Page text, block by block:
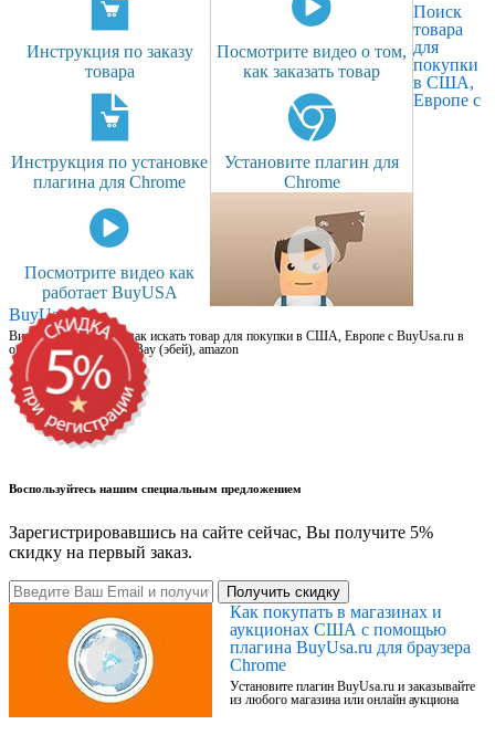
Инструкция по заказу
товара
Посмотрите видео о том,
как заказать товар
Инструкция по установке
плагина для Chrome
Установите плагин для
Chrome
Посмотрите видео как
работает BuyUSA
Поиск
товара
для
покупки
в США,
Европе с
BuyUsa.ru
Видео для новичков: как искать товар для покупки в США, Европе с BuyUsa.ru в
онлайн магазинах, на eBay (эбей), amazon
Воспользуйтесь нашим специальным предложением
Зарегистрировавшись на сайте сейчас, Вы получите 5%
скидку на первый заказ.
Получить скидку
Как покупать в магазинах и
аукционах США с помощью
плагина BuyUsa.ru для браузера
Chrome
Установите плагин BuyUsa.ru и заказывайте
из любого магазина или онлайн аукциона